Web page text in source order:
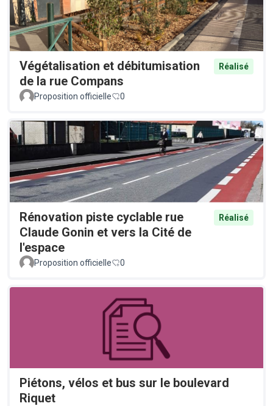
Végétalisation et débitumisation
de la rue Compans
Réalisé
Proposition officielle 0
Rénovation piste cyclable rue
Claude Gonin et vers la Cité de
l'espace
Réalisé
Proposition officielle 0
Piétons, vélos et bus sur le boulevard
Riquet